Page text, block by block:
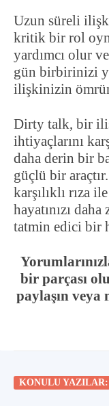
Uzun süreli
kritik bir rol
yardımcı olur
gün birbirinizi
ilişkinizin
Dirty talk, bir
ihtiyaçlarını
daha derin bir
güçlü bir
karşılıklı rıza
hayatınızı
tatmin edici bir
bir parçası
paylaşın
KONULU YAZILAR: